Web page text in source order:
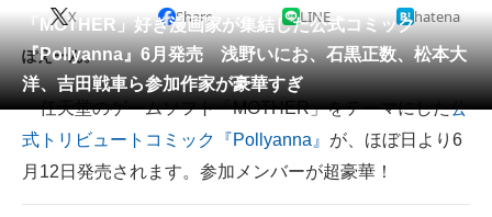
会員記事
メディア
注目記事を集めた総合ページ
ITの今と未来を見通す
スマホと通信の最新トレンド
「MOTHER」好き漫画家が集結した公式コミック
『Pollyanna』6月発売 浅野いにお、石黒正数、松本大
洋、吉田戦車ら参加作家が豪華すぎ
X Share LINE hatena
ぽえーん。
任天堂のゲームソフト「MOTHER」をテーマにした公
式トリビュートコミック『Pollyanna』 が、ほぼ日より6
月12日発売されます。参加メンバーが超豪華！